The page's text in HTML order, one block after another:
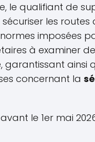
le qualifiant de
les routes
imposées
à examiner
garantissant ainsi
concernant la
le 1er mai